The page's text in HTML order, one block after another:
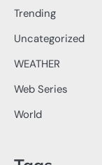
Trending
Uncategorized
WEATHER
Web Series
World